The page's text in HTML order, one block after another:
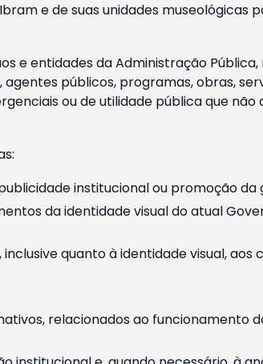
e de suas unidades museológicas
e entidades da Administração Pública,
públicos, programas, obras,
ou de utilidade pública que
institucional ou promoção da
da identidade visual do atual
quanto à identidade visual, aos
relacionados ao funcionamento